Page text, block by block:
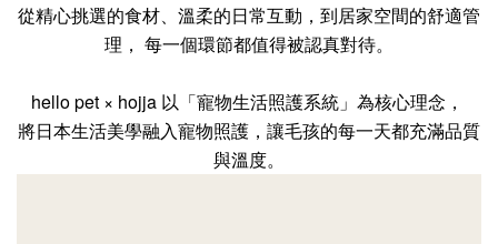
從精心挑選的食材、溫柔的日常互動，到居家空間的舒適管
理， 每一個環節都值得被認真對待。
hello pet × hojja 以「寵物生活照護系統」為核心理念，
將日本生活美學融入寵物照護，讓毛孩的每一天都充滿品質
與溫度。